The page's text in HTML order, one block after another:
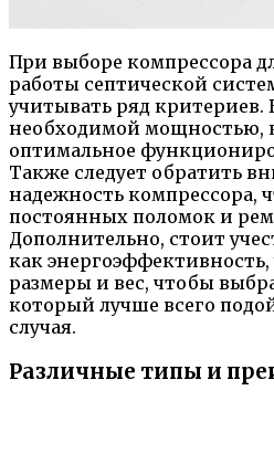
При выборе компрессора
работы септической
учитывать ряд критериев.
необходимой мощностью,
оптимальное
Также следует обратить
надежность компрессора,
постоянных поломок и
Дополнительно, стоит
как
размеры и вес, чтобы
который лучше всего
случая.
Различные типы и